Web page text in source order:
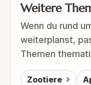
Weitere
Wenn du rund
weiterplanst,
Themen
Zootiere